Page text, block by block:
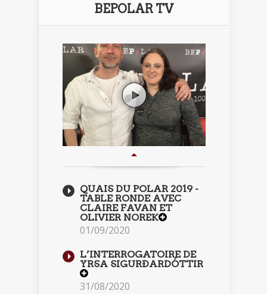
BEPOLAR TV
QUAIS DU POLAR 2019 -
TABLE RONDE AVEC
CLAIRE FAVAN ET
OLIVIER NOREK
01/09/2020
L’INTERROGATOIRE DE
YRSA SIGURÐARDÓTTIR
31/08/2020